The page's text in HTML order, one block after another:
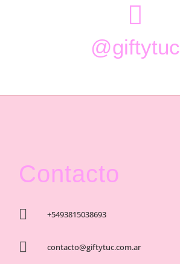

@giftytuc
Contacto
 +5493815038693
 contacto@giftytuc.com.ar